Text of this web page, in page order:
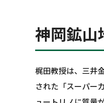
神岡鉱
梶田教授は、三井
された「スーパー